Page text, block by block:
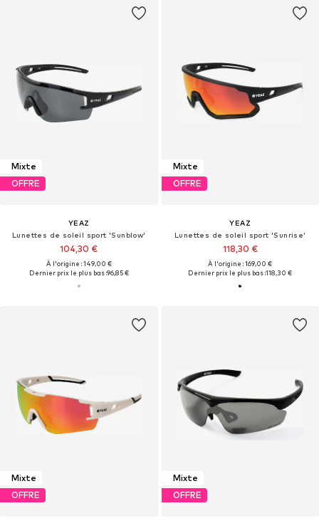
Mixte
OFFRE
YEAZ
Lunettes de soleil sport 'Sunblow'
104,30 €
À l'origine : 149,00 €
Dernier prix le plus bas :96,85 €
Mixte
OFFRE
YEAZ
Lunettes de soleil sport 'Sunrise'
118,30 €
À l'origine : 169,00 €
Dernier prix le plus bas :118,30 €
Mixte
OFFRE
Mixte
OFFRE